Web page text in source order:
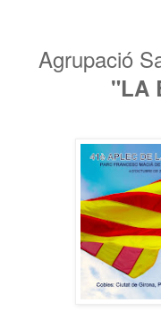
Agrupació
"LA